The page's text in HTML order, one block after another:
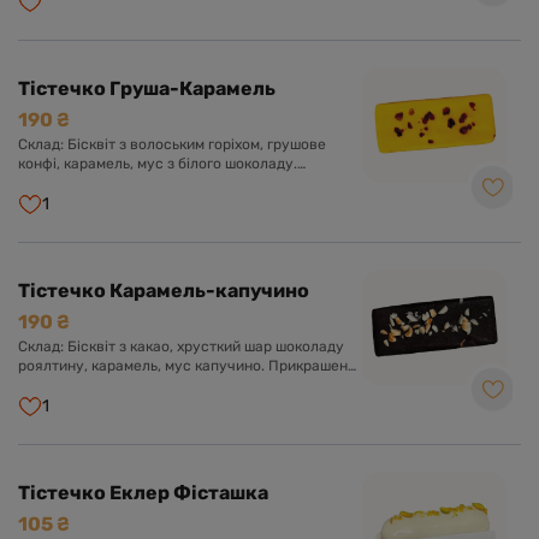
Тістечко Груша-Карамель
190 ₴
Склад: Бісквіт з волоським горіхом, грушове
конфі, карамель, мус з білого шоколаду.
1
Тістечко Карамель-капучино
190 ₴
Склад: Бісквіт з какао, хрусткий шар шоколаду
роялтину, карамель, мус капучино. Прикрашено
1
Тістечко Еклер Фісташка
105 ₴